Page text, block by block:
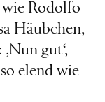
wie Rodolfo
Häubchen,
gut‘,
elend wie